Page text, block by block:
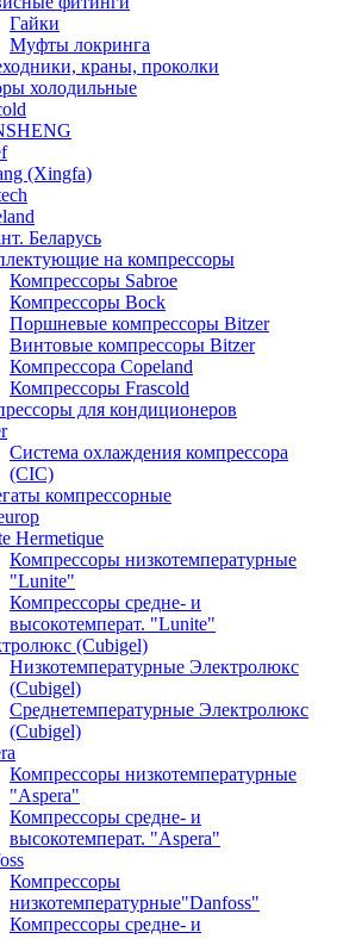
Гайки
Муфты локринга
краны, проколки
холодильные
(Xingfa)
Беларусь
на компрессоры
Компрессоры Sabroe
Компрессоры Bock
Поршневые компрессоры Bitzer
Винтовые компрессоры Bitzer
Компрессора Copeland
Компрессоры Frascold
для кондиционеров
Система охлаждения компрессора
(CIC)
компрессорные
Hermetique
Компрессоры низкотемпературные
"Lunite"
Компрессоры средне- и
высокотемперат. "Lunite"
(Cubigel)
Низкотемпературные Электролюкс
(Cubigel)
Среднетемпературные Электролюкс
(Cubigel)
Компрессоры низкотемпературные
"Aspera"
Компрессоры средне- и
высокотемперат. "Aspera"
Компрессоры
низкотемпературные"Danfoss"
Компрессоры средне- и